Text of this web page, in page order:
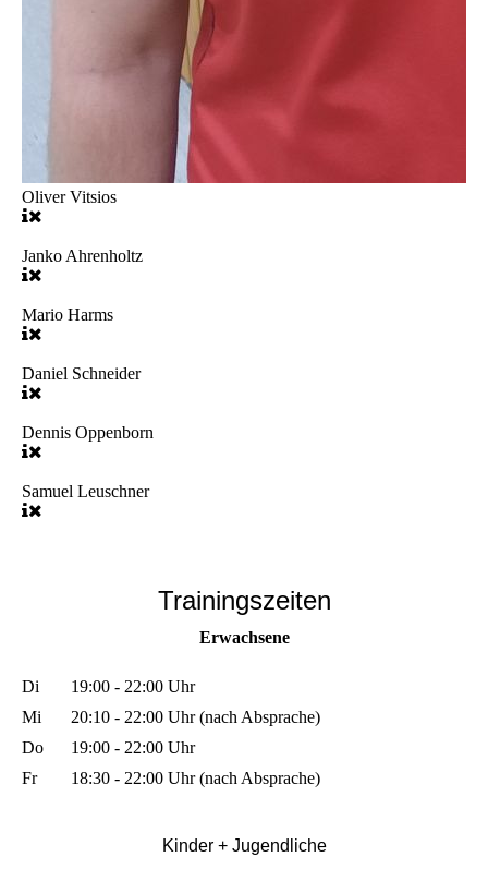
Oliver Vitsios
Janko Ahrenholtz
Mario Harms
Daniel Schneider
Dennis Oppenborn
Samuel Leuschner
Trainingszeiten
Erwachsene
Di
19:00 - 22:00 Uhr
Mi
20:10 - 22:00 Uhr (nach Absprache)
Do
19:00 - 22:00 Uhr
Fr
18:30 - 22:00 Uhr (nach Absprache)
Kinder + Jugendliche